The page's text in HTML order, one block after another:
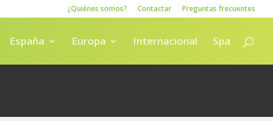
¿Quiénes somos? Contactar Preguntas frecuentes
España Europa Internacional Spa